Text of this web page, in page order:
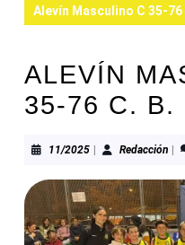
Alevín Masculino C 35-76
ALEVÍN
35-76 C. B.
11/202511/2025Redacción